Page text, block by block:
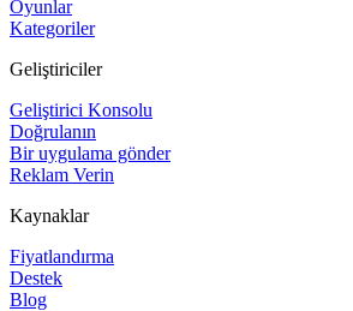
Oyunlar
Kategoriler
Geliştiriciler
Geliştirici Konsolu
Doğrulanın
Bir uygulama gönder
Reklam Verin
Kaynaklar
Fiyatlandırma
Destek
Blog